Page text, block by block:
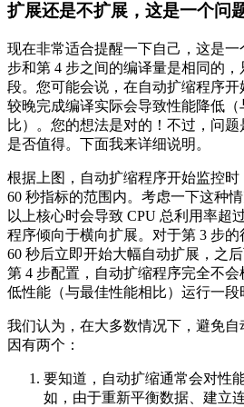
扩展还是不扩展，这是一个问
现在非常适合提醒一下自己，这是
步和第 4 步之间的编译量是相同的
段。您可能会说，在自动扩缩程序开
较晚完成编译实际会导致性能降低
比）。您的想法是对的！不过，问题
是否值得。下面我来详细说明。
根据上图，自动扩缩程序开始监控
60 秒指标的范围内。考虑一下这种
以上核心时会导致 CPU 总利用率超
程序倾向于横向扩展。对于第 3 步
60 秒后立即开始大幅自动扩展，之
第 4 步配置，自动扩缩程序完全不
低性能（与最佳性能相比）运行一段
我们认为，在大多数情况下，避免
因有两个：
要知道，自动扩缩通常会对性
如，由于重新平衡数据、建立